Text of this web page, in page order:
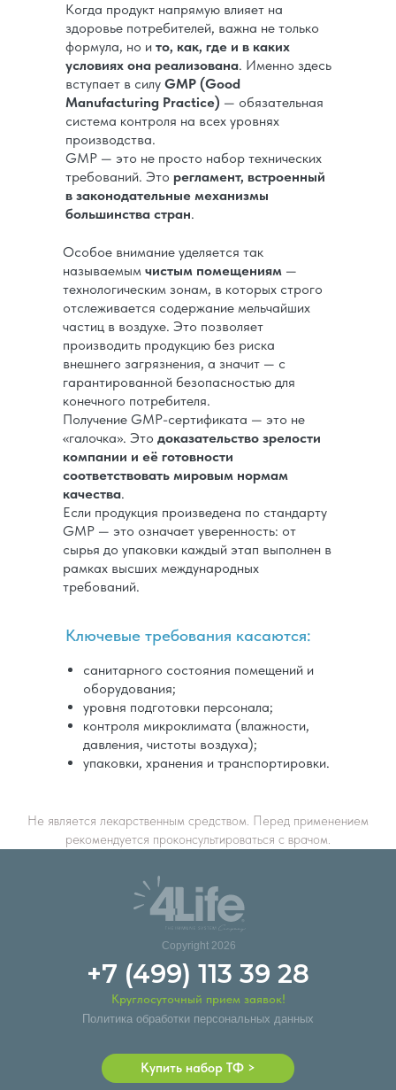
Особое внимание уделяется так
называемым чистым помещениям —
технологическим зонам, в которых строго
отслеживается содержание мельчайших
частиц в воздухе. Это позволяет
производить продукцию без риска
внешнего загрязнения, а значит — с
гарантированной безопасностью для
конечного потребителя.
Получение GMP-сертификата — это не
«галочка». Это доказательство зрелости
компании и её готовности
соответствовать мировым нормам
качества.
Если продукция произведена по стандарту
GMP — это означает уверенность: от
сырья до упаковки каждый этап выполнен в
рамках высших международных
требований.
санитарного состояния помещений и
оборудования;
уровня подготовки персонала;
контроля микроклимата (влажности,
давления, чистоты воздуха);
упаковки, хранения и транспортировки.
Когда продукт напрямую влияет на
здоровье потребителей, важна не только
формула, но и то, как, где и в каких
условиях она реализована. Именно здесь
вступает в силу GMP (Good
Manufacturing Practice) — обязательная
система контроля на всех уровнях
производства.
GMP — это не просто набор технических
требований. Это регламент, встроенный
в законодательные механизмы
большинства стран.
Ключевые требования касаются:
Не является лекарственным средством. Перед применением
рекомендуется проконсультироваться с врачом.
Политика обработки персональных данных
Copyright 2026
+7 (499) 113 39 28
Круглосуточный прием заявок!
Купить набор ТФ >